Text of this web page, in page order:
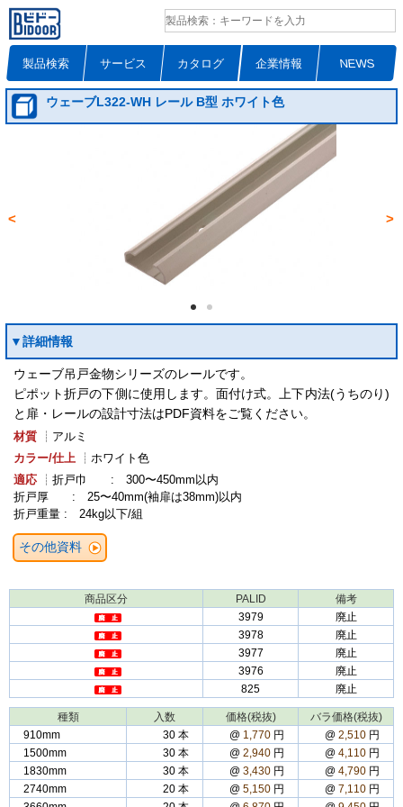
製品検索 サービス カタログ 企業情報 NEWS
ウェーブL322-WH レール B型 ホワイト色
< >
▼詳細情報
ウェーブ吊戸金物シリーズのレールです。
ピポット折戸の下側に使用します。面付け式。上下内法(うちのり)
と扉・レールの設計寸法はPDF資料をご覧ください。
材質
┊アルミ
カラー/仕上
┊ホワイト色
適応
┊折戸巾 : 300〜450mm以内
折戸厚 : 25〜40mm(袖扉は38mm)以内
折戸重量 : 24kg以下/組
その他資料
商品区分 PALID
備考
3979
廃止
3978
廃止
3977
廃止
3976
廃止
825
廃止
種類 入数 価格(税抜)
バラ価格(税抜)
910mm
30 本 @ 1,770 円 @ 2,510 円
1500mm
30 本 @ 2,940 円 @ 4,110 円
1830mm
30 本 @ 3,430 円 @ 4,790 円
2740mm
20 本 @ 5,150 円 @ 7,110 円